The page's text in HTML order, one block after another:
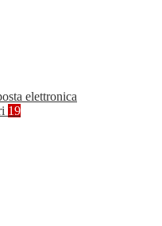
elettronica
19